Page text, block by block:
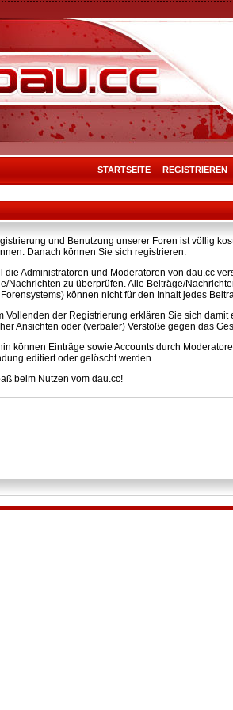
STARTSEITE REGISTRIEREN
und Benutzung unserer Foren ist völlig
Danach können Sie sich registrieren.
die Administratoren und Moderatoren von dau.cc
Nachrichten zu überprüfen. Alle Beiträge/
können nicht für den Inhalt jedes
Vollenden der Registrierung erklären Sie sich
Ansichten oder (verbaler) Verstöße gegen das
können Einträge sowie Accounts durch
editiert oder gelöscht werden.
beim Nutzen vom dau.cc!